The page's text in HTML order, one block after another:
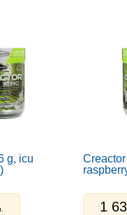
g, icu
1